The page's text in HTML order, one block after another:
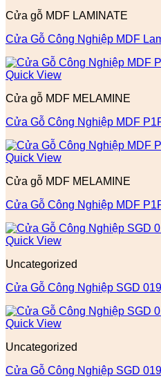
Cửa gỗ MDF LAMINATE
Cửa Gỗ Công Nghiệp MDF
Quick View
Cửa gỗ MDF MELAMINE
Cửa Gỗ Công Nghiệp MDF
Quick View
Cửa gỗ MDF MELAMINE
Cửa Gỗ Công Nghiệp MDF
Quick View
Uncategorized
Cửa Gỗ Công Nghiệp SGD
Quick View
Uncategorized
Cửa Gỗ Công Nghiệp SGD